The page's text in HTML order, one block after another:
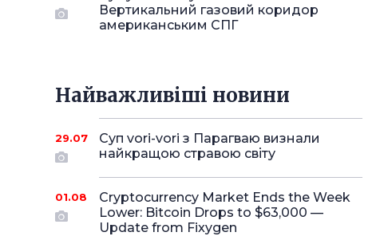
Вертикальний газовий коридор
американським СПГ
Найважливіші новини
29.07
Суп vori-vori з Парагваю визнали
найкращою стравою світу
01.08
Cryptocurrency Market Ends the Week
Lower: Bitcoin Drops to $63,000 —
Update from Fixygen